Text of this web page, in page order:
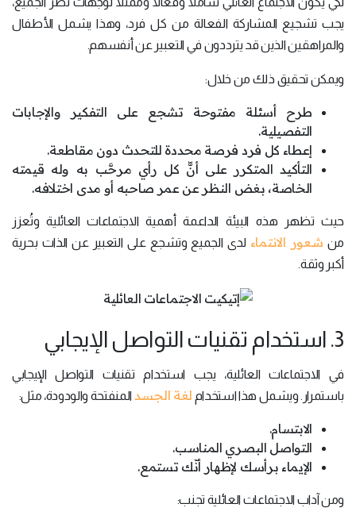
يجب تشجيع المشاركة الفعالة من كل فرد، وهذا يشمل الأطفال
والمراهقين الذين قد يترددون في التعبير عن أنفسهم.
ويمكن تحقيق ذلك من خلال:
طرح أسئلة مفتوحة تشجع على التفكير والإجابات
التفصيلية.
إعطاء كل فرد فرصة محددة للتحدث دون مقاطعة.
التأكيد المتكرر على أنّّ كل رأي مرحَّب به وله قيمته
الخاصة، بغض النظر عن عمر صاحبه أو مدى اختلافه.
حيث تظهر هذه البيئة الداعمة أهمية الاجتماعات العائلية وتُعزز
من شعور الانتماء لدى الجميع وتشجع على التعبير عن الذات بحرية
أكبر وثقة.
3. استخدام تقنيات التواصل الإيجابي
في الاجتماعات العائلية، يجب استخدام تقنيات التواصل الإيجابي
باستمرار. ويشمل هذا استخدام لغة الجسد المنفتحة والودودة، مثل:
الابتسام.
التواصل البصري المناسب.
الإيماء برأسك لإظهار أنّك تستمع.
ومن آداب الاجتماعات العائلية تجنب: